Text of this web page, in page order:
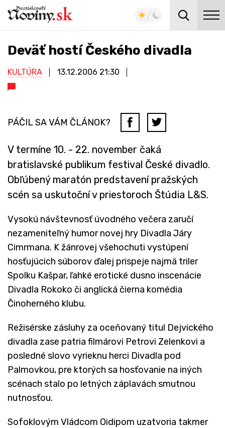
Deväť hostí Českého divadla
KULTÚRA 13.12.2006 21:30
PÁČIL SA VÁM ČLÁNOK?
V termíne 10. - 22. november čaká
bratislavské publikum festival České divadlo.
Obľúbený maratón predstavení pražských
scén sa uskutoční v priestoroch Štúdia L&S.
Vysokú návštevnosť úvodného večera zaručí
nezameniteľný humor novej hry Divadla Járy
Cimrmana. K žánrovej všehochuti vystúpení
hosťujúcich súborov ďalej prispeje najmä triler
Spolku Kašpar, ľahké erotické dusno inscenácie
Divadla Rokoko či anglická čierna komédia
Činoherného klubu.
Režisérske zásluhy za oceňovaný titul Dejvického
divadla zase patria filmárovi Petrovi Zelenkovi a
posledné slovo vyrieknu herci Divadla pod
Palmovkou, pre ktorých sa hosťovanie na iných
scénach stalo po letných záplavách smutnou
nutnosťou.
Sofoklovým Vládcom Oidipom uzatvoria takmer